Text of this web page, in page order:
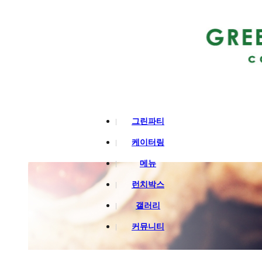
그린파티
케이터링
메뉴
런치박스
갤러리
커뮤니티